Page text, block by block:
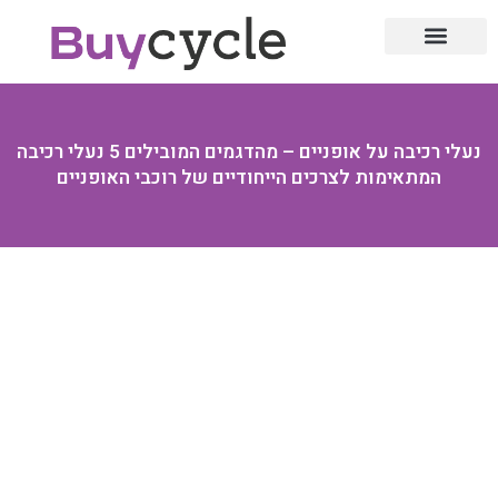
נעלי רכיבה על אופניים – מהדגמים המובילים 5 נעלי רכיבה
המתאימות לצרכים הייחודיים של רוכבי האופניים